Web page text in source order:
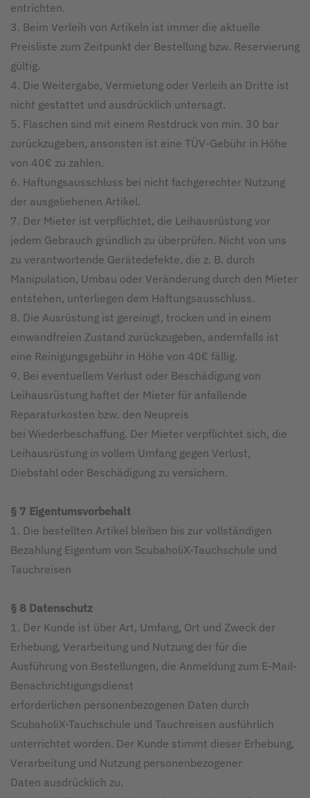
entrichten.
3. Beim Verleih von Artikeln ist immer die aktuelle
Preisliste zum Zeitpunkt der Bestellung bzw. Reservierung
gültig.
4. Die Weitergabe, Vermietung oder Verleih an Dritte ist
nicht gestattet und ausdrücklich untersagt.
5. Flaschen sind mit einem Restdruck von min. 30 bar
zurückzugeben, ansonsten ist eine TÜV-Gebühr in Höhe
von 40€ zu zahlen.
6. Haftungsausschluss bei nicht fachgerechter Nutzung
der ausgeliehenen Artikel.
7. Der Mieter ist verpflichtet, die Leihausrüstung vor
jedem Gebrauch gründlich zu überprüfen. Nicht von uns
zu verantwortende Gerätedefekte, die z. B. durch
Manipulation, Umbau oder Veränderung durch den Mieter
entstehen, unterliegen dem Haftungsausschluss.
8. Die Ausrüstung ist gereinigt, trocken und in einem
einwandfreien Zustand zurückzugeben, andernfalls ist
eine Reinigungsgebühr in Höhe von 40€ fällig.
9. Bei eventuellem Verlust oder Beschädigung von
Leihausrüstung haftet der Mieter für anfallende
Reparaturkosten bzw. den Neupreis
bei Wiederbeschaffung. Der Mieter verpflichtet sich, die
Leihausrüstung in vollem Umfang gegen Verlust,
Diebstahl oder Beschädigung zu versichern.
§ 7 Eigentumsvorbehalt
1. Die bestellten Artikel bleiben bis zur vollständigen
Bezahlung Eigentum von ScubaholiX-Tauchschule und
Tauchreisen
§ 8 Datenschutz
1. Der Kunde ist über Art, Umfang, Ort und Zweck der
Erhebung, Verarbeitung und Nutzung der für die
Ausführung von Bestellungen, die Anmeldung zum E-Mail-
Benachrichtigungsdienst
erforderlichen personenbezogenen Daten durch
ScubaholiX-Tauchschule und Tauchreisen ausführlich
unterrichtet worden. Der Kunde stimmt dieser Erhebung,
Verarbeitung und Nutzung personenbezogener
Daten ausdrücklich zu.